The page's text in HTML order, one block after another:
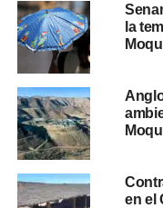
UP NEXT
Tragedia en
boliviano muere
DON'T MISS
Temblor de
la
en el